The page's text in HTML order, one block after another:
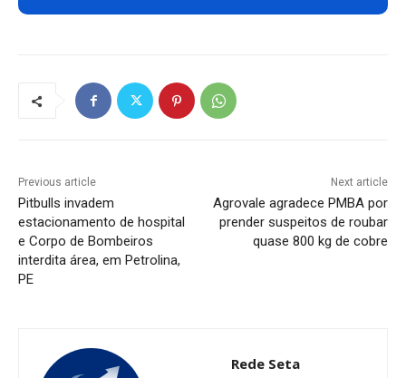
Previous article
Pitbulls invadem
estacionamento de hospital
e Corpo de Bombeiros
interdita área, em Petrolina,
PE
Next article
Agrovale agradece PMBA por
prender suspeitos de roubar
quase 800 kg de cobre
Rede Seta